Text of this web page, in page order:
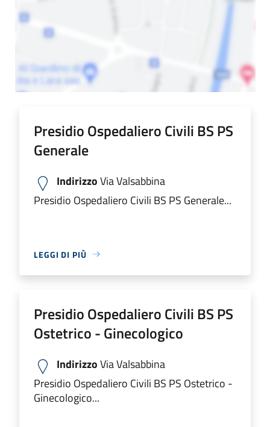
Presidio Ospedaliero Civili BS PS
Generale
IndirizzoVia Valsabbina
Presidio Ospedaliero Civili BS PS Generale...
LEGGI DI PIÙ
Presidio Ospedaliero Civili BS PS
Ostetrico - Ginecologico
IndirizzoVia Valsabbina
Presidio Ospedaliero Civili BS PS Ostetrico -
Ginecologico...